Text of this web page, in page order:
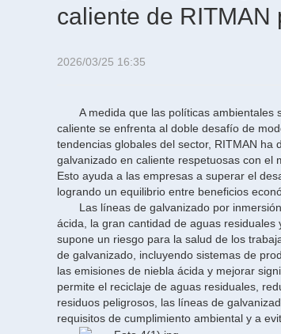
caliente de RITMAN
2026/03/25 16:35
A medida que las políticas ambientales
caliente se enfrenta al doble desafío de
tendencias globales del sector, RITMAN
galvanizado en caliente respetuosas con el
Esto ayuda a las empresas a superar el
logrando un equilibrio entre beneficios
Las líneas de galvanizado por
ácida, la gran cantidad de aguas
supone un riesgo para la salud de los
de galvanizado, incluyendo sistemas de
las emisiones de niebla ácida y mejorar
permite el reciclaje de aguas residuales,
residuos peligrosos, las líneas de
requisitos de cumplimiento ambiental y a